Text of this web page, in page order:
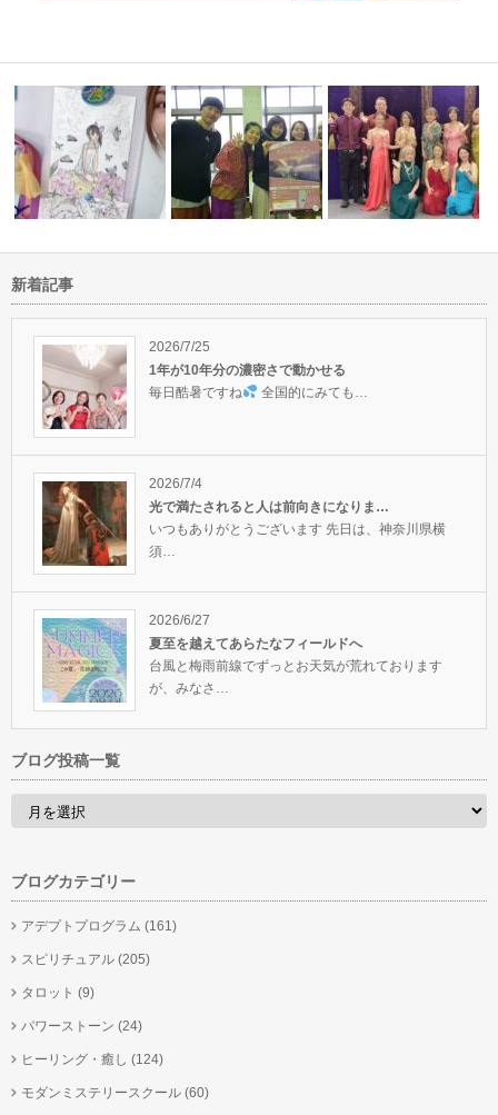
ます
自分の喜びを生きる
滋賀県米原市でのスピリチュア
ルホリデーあ…
自分の喜びを追求する
新着記事
2026/7/25
1年が10年分の濃密さで動かせる
毎日酷暑ですね
全国的にみても…
2026/7/4
光で満たされると人は前向きになりま…
いつもありがとうございます 先日は、神奈川県横
須…
2026/6/27
夏至を越えてあらたなフィールドへ
台風と梅雨前線でずっとお天気が荒れております
が、みなさ…
ブログ投稿一覧
ブログカテゴリー
アデプトプログラム (161)
スピリチュアル (205)
タロット (9)
パワーストーン (24)
ヒーリング・癒し (124)
モダンミステリースクール (60)